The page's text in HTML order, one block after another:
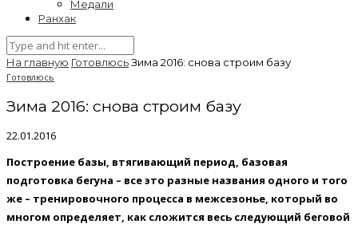
Медали
Ранхак
На главную ГотовлюсьЗима 2016: снова строим базу
Готовлюсь
Зима 2016: снова строим базу
22.01.2016
Построение базы, втягивающий период, базовая
подготовка бегуна – все это разные названия одного и того
же – тренировочного процесса в межсезонье, который во
многом определяет, как сложится весь следующий беговой